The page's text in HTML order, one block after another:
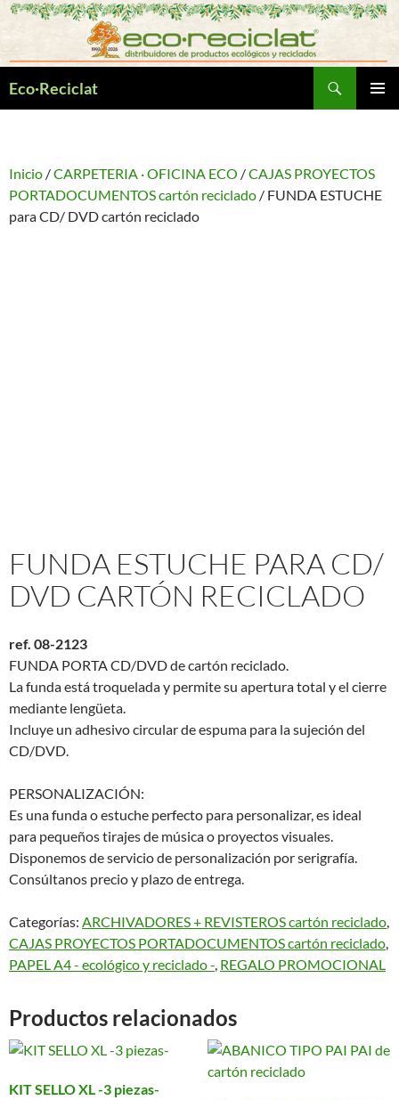
Saltar
Eco·Reciclat
Inicio /CARPETERIA · OFICINA ECO /CAJAS PROYECTOS
PORTADOCUMENTOS cartón reciclado / FUNDA ESTUCHE
para CD/ DVD cartón reciclado
FUNDA ESTUCHE PARA CD/
DVD CARTÓN RECICLADO
ref. 08-2123
FUNDA PORTA CD/DVD de cartón reciclado.
La funda está troquelada y permite su apertura total y el cierre
mediante lengüeta.
Incluye un adhesivo circular de espuma para la sujeción del
CD/DVD.
PERSONALIZACIÓN:
Es una funda o estuche perfecto para personalizar, es ideal
para pequeños tirajes de música o proyectos visuales.
Disponemos de servicio de personalización por serigrafía.
Consúltanos precio y plazo de entrega.
Categorías: ARCHIVADORES + REVISTEROS cartón reciclado
CAJAS PROYECTOS PORTADOCUMENTOS cartón reciclado
PAPEL A4 - ecológico y reciclado - REGALO PROMOCIONAL
Productos relacionados
KIT SELLO XL -3 piezas-